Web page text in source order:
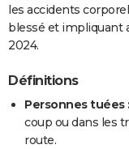
les accidents
blessé et impliquant
2024.
Définitions
Personnes tuées :
coup ou dans les
route.